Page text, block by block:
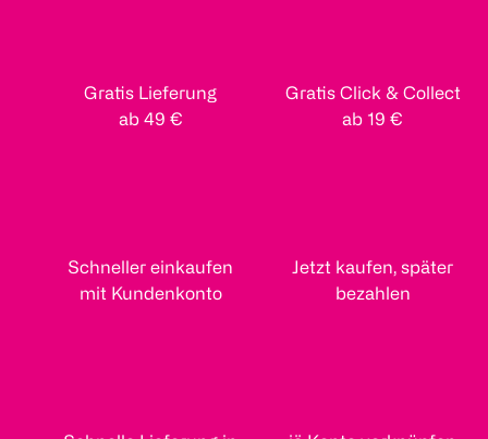
Gratis Lieferung
ab 49 €
Gratis Click & Collect
ab 19 €
Schneller einkaufen
mit Kundenkonto
Jetzt kaufen, später
bezahlen